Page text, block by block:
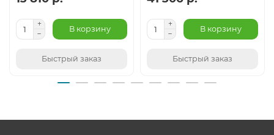
В корзину
Быстрый заказ
В корзину
Быстрый заказ